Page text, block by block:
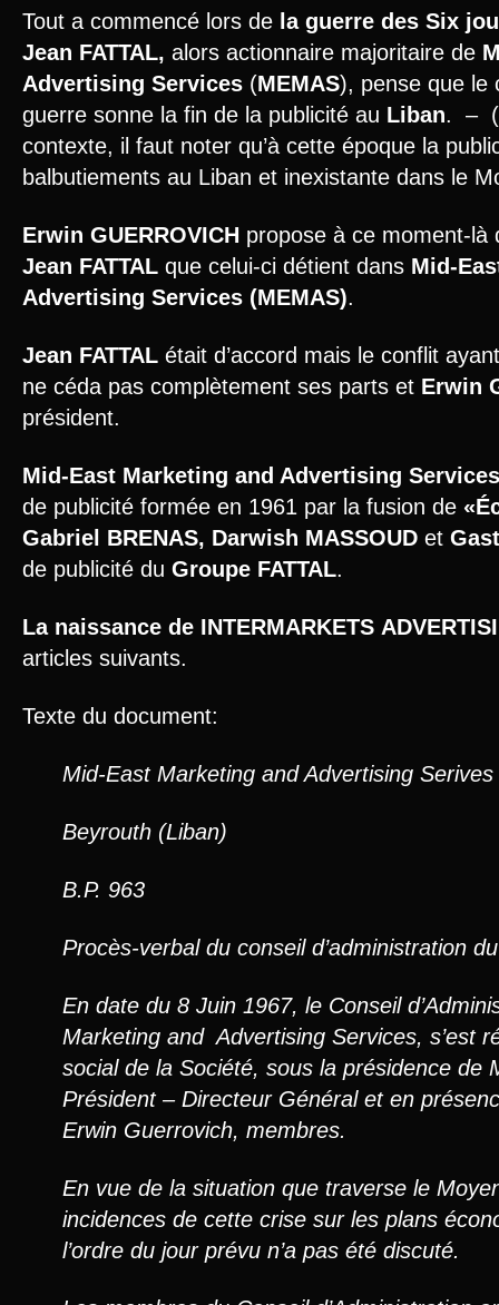
Tout a commencé lors de la guerre des Six
Jean FATTAL, alors actionnaire majoritaire de
Advertising Services (MEMAS), pense que le
guerre sonne la fin de la publicité au Liban. –
contexte, il faut noter qu’à cette époque la
balbutiements au Liban et inexistante dans le
Erwin GUERROVICH propose à ce moment-là
Jean FATTAL que celui-ci détient dans Mid-
Advertising Services (MEMAS).
Jean FATTAL était d’accord mais le conflit
ne céda pas complètement ses parts et Erwin
président.
Mid-East Marketing and Advertising
de publicité formée en 1961 par la fusion de
Gabriel BRENAS, Darwish MASSOUD et
de publicité du Groupe FATTAL.
La naissance de INTERMARKETS
articles suivants.
Texte du document:
Mid-East Marketing and Advertising
Beyrouth (Liban)
B.P. 963
Procès-verbal du conseil d’administration
En date du 8 Juin 1967, le Conseil
Marketing and Advertising Services, s’est
social de la Société, sous la présidence de
Président – Directeur Général et en
Erwin Guerrovich, membres.
En vue de la situation que traverse le
incidences de cette crise sur les plans
l’ordre du jour prévu n’a pas été discuté.